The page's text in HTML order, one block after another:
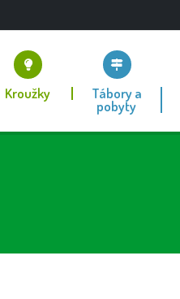
Kroužky Tábory a
pobyty